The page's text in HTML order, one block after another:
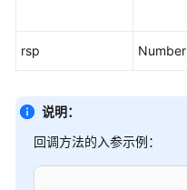
端
成
(JS)
rsp Number
说明：
回调方法的入参示例：